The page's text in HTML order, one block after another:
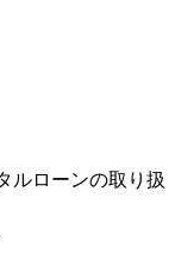
ルローンの取り扱